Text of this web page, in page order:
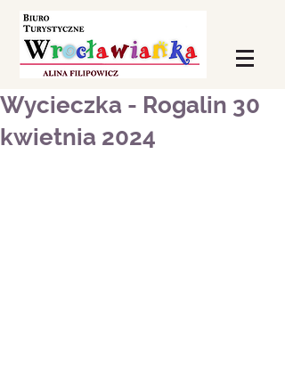
Wycieczka - Rogalin 30
kwietnia 2024